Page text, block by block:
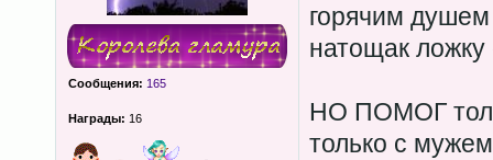
Сообщения: 165
Награды: 16
горячим
натощак ложку
НО ПОМОГ
только с